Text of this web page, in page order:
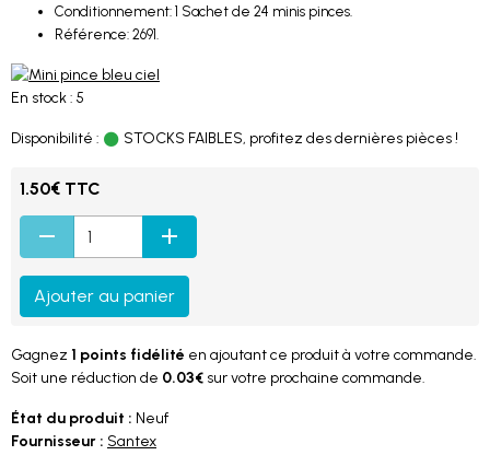
Conditionnement: 1 Sachet de 24 minis pinces.
Référence: 2691.
En stock : 5
Disponibilité : STOCKS FAIBLES, profitez des dernières pièces !
1.50€ TTC
Ajouter au panier
Gagnez 1 points fidélité en ajoutant ce produit à votre commande.
Soit une réduction de 0.03€ sur votre prochaine commande.
État du produit : Neuf
Fournisseur : Santex